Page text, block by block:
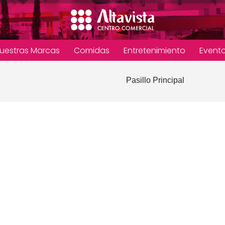
Marcas Comidas Entretenimiento
Pasillo Principal